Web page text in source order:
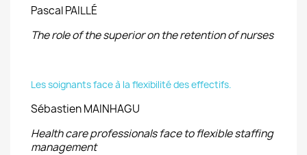
Pascal PAILLÉ
The role of the superior on the retention of nurses
Les soignants face à la flexibilité des effectifs.
Sébastien MAINHAGU
Health care professionals face to flexible staffing
management